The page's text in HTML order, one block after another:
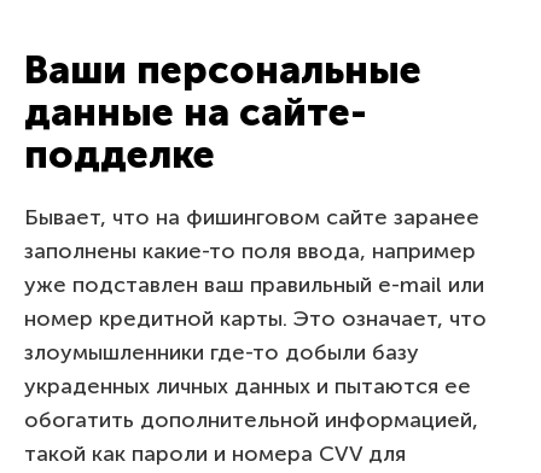
Ваши персональные
данные на сайте-
подделке
Бывает, что на фишинговом сайте заранее
заполнены какие-то поля ввода, например
уже подставлен ваш правильный e-mail или
номер кредитной карты. Это означает, что
злоумышленники где-то добыли базу
украденных личных данных и пытаются ее
обогатить дополнительной информацией,
такой как пароли и номера CVV для